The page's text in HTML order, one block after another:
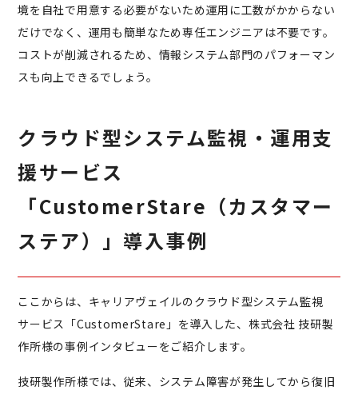
境を自社で用意する必要がないため運⽤に⼯数がかからない
だけでなく、運用も簡単なため専任エンジニアは不要です。
コストが削減されるため、情報システム部門のパフォーマン
スも向上できるでしょう。
クラウド型システム監視・運用支
援サービス
「CustomerStare（カスタマー
ステア）」導入事例
ここからは、キャリアヴェイルのクラウド型システム監視
サービス「CustomerStare」を導入した、株式会社 技研製
作所様の事例インタビューをご紹介します。
技研製作所様では、従来、システム障害が発生してから復旧